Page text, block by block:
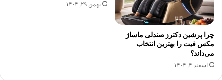
چرا پرشین دکترز صندلی ماساژ
مکس فیت را بهترین انتخاب
می‌داند؟
اسفند ۴, ۱۴۰۴
بهمن ۲۹, ۱۴۰۴